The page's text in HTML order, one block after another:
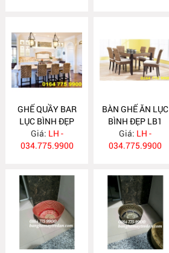
GHẾ QUẦY BAR
LỤC BÌNH ĐẸP
LB2
Giá: LH -
034.775.9900
BÀN GHẾ ĂN LỤC
BÌNH ĐẸP LB1
Giá: LH -
034.775.9900